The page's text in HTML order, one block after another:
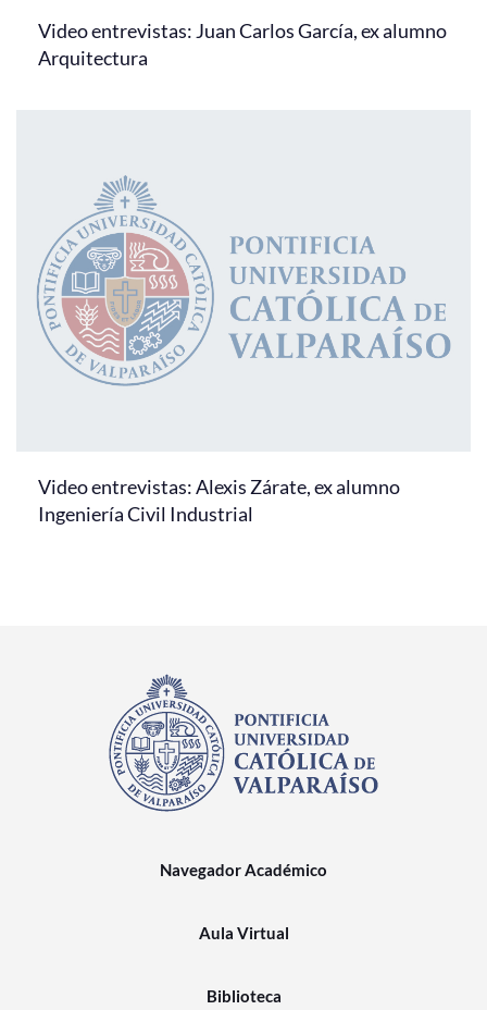
Video entrevistas: Juan Carlos García, ex alumno
Arquitectura
Video entrevistas: Alexis Zárate, ex alumno
Ingeniería Civil Industrial
Navegador Académico
Aula Virtual
Biblioteca